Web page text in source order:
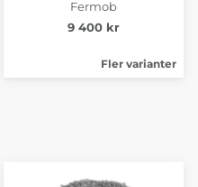
Fermob
9 400 kr
Fler varianter